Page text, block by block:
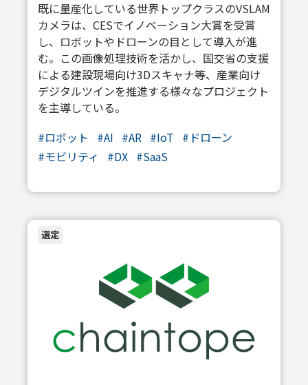
既に量産化している世界トップクラスのVSLAM
カメラは、CESでイノベーション大賞を受賞
し、ロボットやドローンの目として導入が進
む。この画像処理技術を活かし、国交省の支援
による建設現場向け3Dスキャナ等、産業向け
デジタルツインを推進する様々なプロジェクト
を主導している。
#ロボット #AI #AR #IoT # ドローン
#モビリティ #DX #SaaS
選定